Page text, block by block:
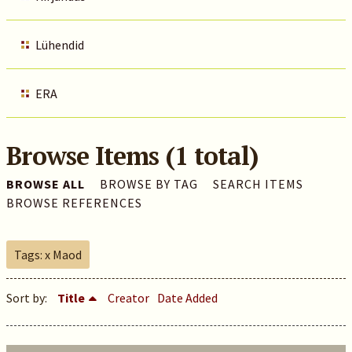
Lühendid
ERA
Browse Items (1 total)
BROWSE ALL BROWSE BY TAG
SEARCH ITEMS
BROWSE REFERENCES
Tags: x Maod
Sort by: Title Creator Date Added